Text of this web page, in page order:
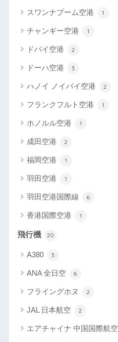
スワンナプーム空港 1
チャンギー空港 1
ドバイ空港 2
ドーハ空港 3
ハノイ ノイバイ空港 2
フランクフルト空港 1
ホノルル空港 1
成田空港 2
福岡空港 1
羽田空港 1
羽田空港国際線 6
香港国際空港 1
飛行機 20
A380 3
ANA 全日空 6
フライングホヌ 2
JAL 日本航空 2
エアチャイナ 中国国際航空